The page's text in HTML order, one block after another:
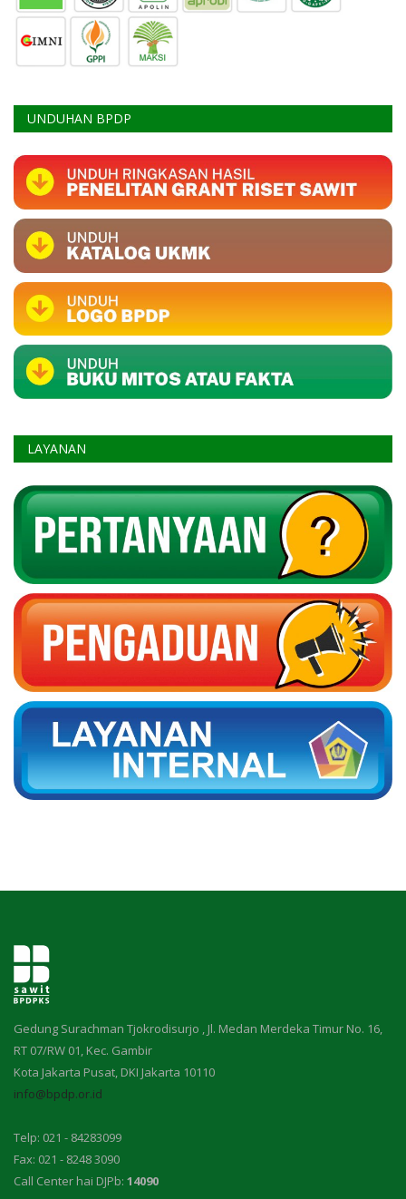
UNDUHAN BPDP
LAYANAN
Gedung Surachman Tjokrodisurjo , Jl. Medan Merdeka Timur No. 16,
RT 07/RW 01, Kec. Gambir
Kota Jakarta Pusat, DKI Jakarta 10110
info@bpdp.or.id
Telp: 021 - 84283099
Fax: 021 - 8248 3090
Call Center hai DJPb: 14090